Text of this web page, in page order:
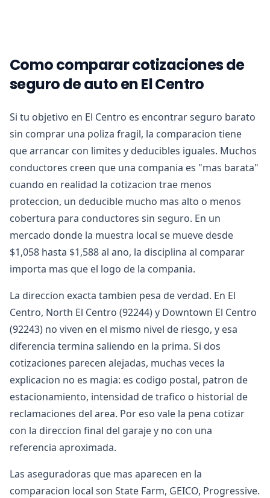
Como comparar cotizaciones de
seguro de auto en El Centro
Si tu objetivo en El Centro es encontrar seguro barato
sin comprar una poliza fragil, la comparacion tiene
que arrancar con limites y deducibles iguales. Muchos
conductores creen que una compania es "mas barata"
cuando en realidad la cotizacion trae menos
proteccion, un deducible mucho mas alto o menos
cobertura para conductores sin seguro. En un
mercado donde la muestra local se mueve desde
$1,058 hasta $1,588 al ano, la disciplina al comparar
importa mas que el logo de la compania.
La direccion exacta tambien pesa de verdad. En El
Centro, North El Centro (92244) y Downtown El Centro
(92243) no viven en el mismo nivel de riesgo, y esa
diferencia termina saliendo en la prima. Si dos
cotizaciones parecen alejadas, muchas veces la
explicacion no es magia: es codigo postal, patron de
estacionamiento, intensidad de trafico o historial de
reclamaciones del area. Por eso vale la pena cotizar
con la direccion final del garaje y no con una
referencia aproximada.
Las aseguradoras que mas aparecen en la
comparacion local son State Farm, GEICO, Progressive.